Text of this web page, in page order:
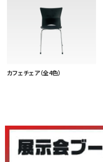
カフェチェア（全4色）